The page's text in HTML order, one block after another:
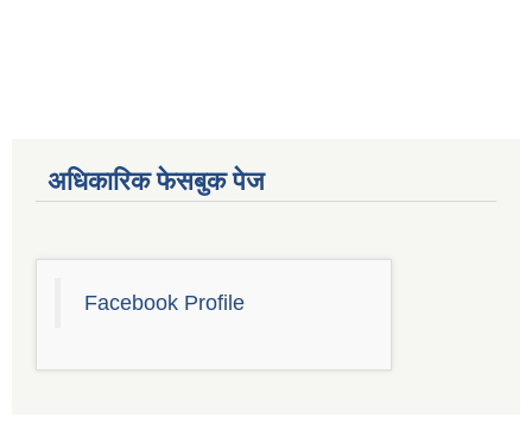
अधिकारिक फेसबुक पेज
Facebook Profile